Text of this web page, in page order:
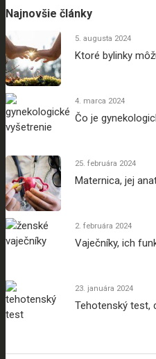
Najnovšie články
5. augusta 2024
Ktoré bylinky
4. marca 2024
Čo je
25. februára 2024
Maternica, jej
2. februára 2024
Vaječníky, ich
23. januára 2024
Tehotenský test,